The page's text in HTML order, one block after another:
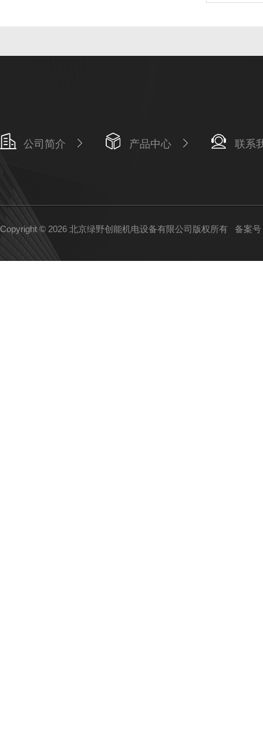
公司简介 产品中心 联系
Copyright © 2026 北京绿野创能机电设备有限公司版权所有 备案